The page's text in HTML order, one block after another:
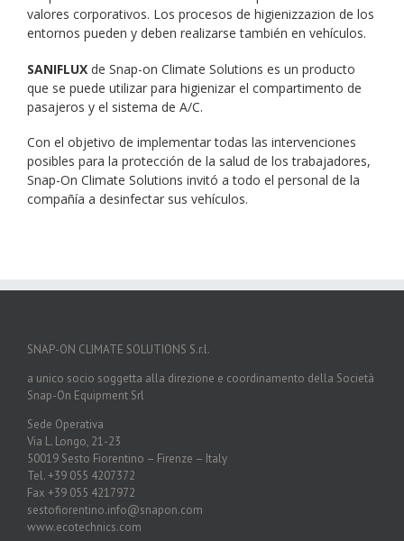
valores corporativos. Los procesos de higienizzazion de los
entornos pueden y deben realizarse también en vehículos.
SANIFLUX de Snap-on Climate Solutions es un producto
que se puede utilizar para higienizar el compartimento de
pasajeros y el sistema de A/C.
Con el objetivo de implementar todas las intervenciones
posibles para la protección de la salud de los trabajadores,
Snap-On Climate Solutions invitó a todo el personal de la
compañía a desinfectar sus vehículos.
SNAP-ON CLIMATE SOLUTIONS S.r.l.
a unico socio soggetta alla direzione e coordinamento della Società
Snap-On Equipment Srl
Sede Operativa
Via L. Longo, 21-23
50019 Sesto Fiorentino – Firenze – Italy
Tel. +39 055 4207372
Fax +39 055 4217972
sestofiorentino.info@snapon.com
www.ecotechnics.com